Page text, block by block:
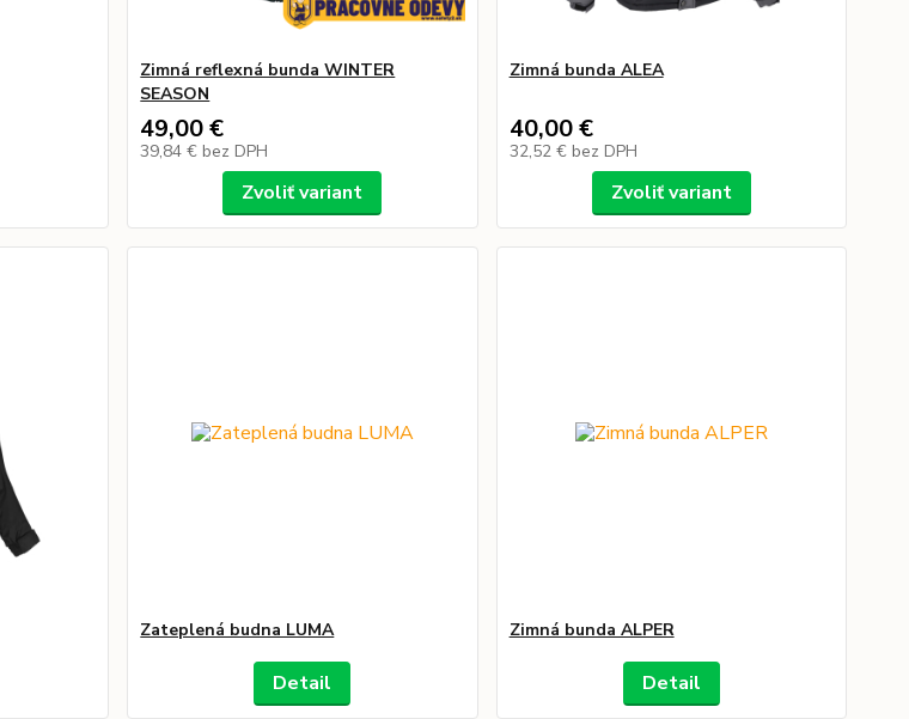
Zimná reflexná bunda WINTER
SEASON
49,00 €
39,84 € bez DPH
Zvoliť variant
Zimná bunda ALEA
40,00 €
32,52 € bez DPH
Zvoliť variant
Zateplená budna LUMA
Detail
Zimná bunda ALPER
Detail